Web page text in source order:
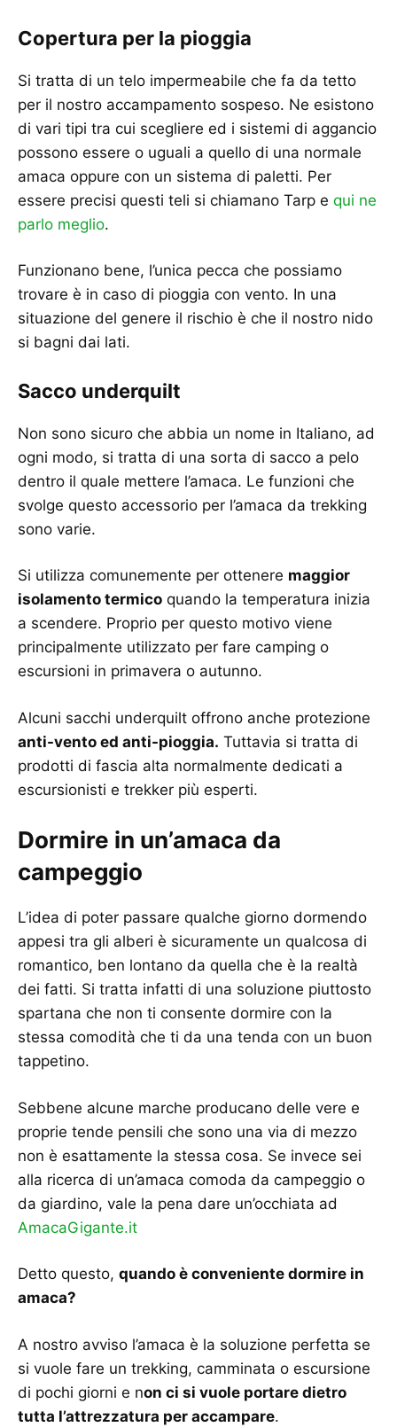
Copertura per la pioggia
Si tratta di un telo impermeabile che fa da tetto
per il nostro accampamento sospeso. Ne esistono
di vari tipi tra cui scegliere ed i sistemi di aggancio
possono essere o uguali a quello di una normale
amaca oppure con un sistema di paletti. Per
essere precisi questi teli si chiamano Tarp e qui ne
parlo meglio.
Funzionano bene, l’unica pecca che possiamo
trovare è in caso di pioggia con vento. In una
situazione del genere il rischio è che il nostro nido
si bagni dai lati.
Sacco underquilt
Non sono sicuro che abbia un nome in Italiano, ad
ogni modo, si tratta di una sorta di sacco a pelo
dentro il quale mettere l’amaca. Le funzioni che
svolge questo accessorio per l’amaca da trekking
sono varie.
Si utilizza comunemente per ottenere maggior
isolamento termico quando la temperatura inizia
a scendere. Proprio per questo motivo viene
principalmente utilizzato per fare camping o
escursioni in primavera o autunno.
Alcuni sacchi underquilt offrono anche protezione
anti-vento ed anti-pioggia. Tuttavia si tratta di
prodotti di fascia alta normalmente dedicati a
escursionisti e trekker più esperti.
Dormire in un’amaca da
campeggio
L’idea di poter passare qualche giorno dormendo
appesi tra gli alberi è sicuramente un qualcosa di
romantico, ben lontano da quella che è la realtà
dei fatti. Si tratta infatti di una soluzione piuttosto
spartana che non ti consente dormire con la
stessa comodità che ti da una tenda con un buon
tappetino.
Sebbene alcune marche producano delle vere e
proprie tende pensili che sono una via di mezzo
non è esattamente la stessa cosa. Se invece sei
alla ricerca di un’amaca comoda da campeggio o
da giardino, vale la pena dare un’occhiata ad
AmacaGigante.it
Detto questo, quando è conveniente dormire in
amaca?
A nostro avviso l’amaca è la soluzione perfetta se
si vuole fare un trekking, camminata o escursione
di pochi giorni e non ci si vuole portare dietro
tutta l’attrezzatura per accampare.